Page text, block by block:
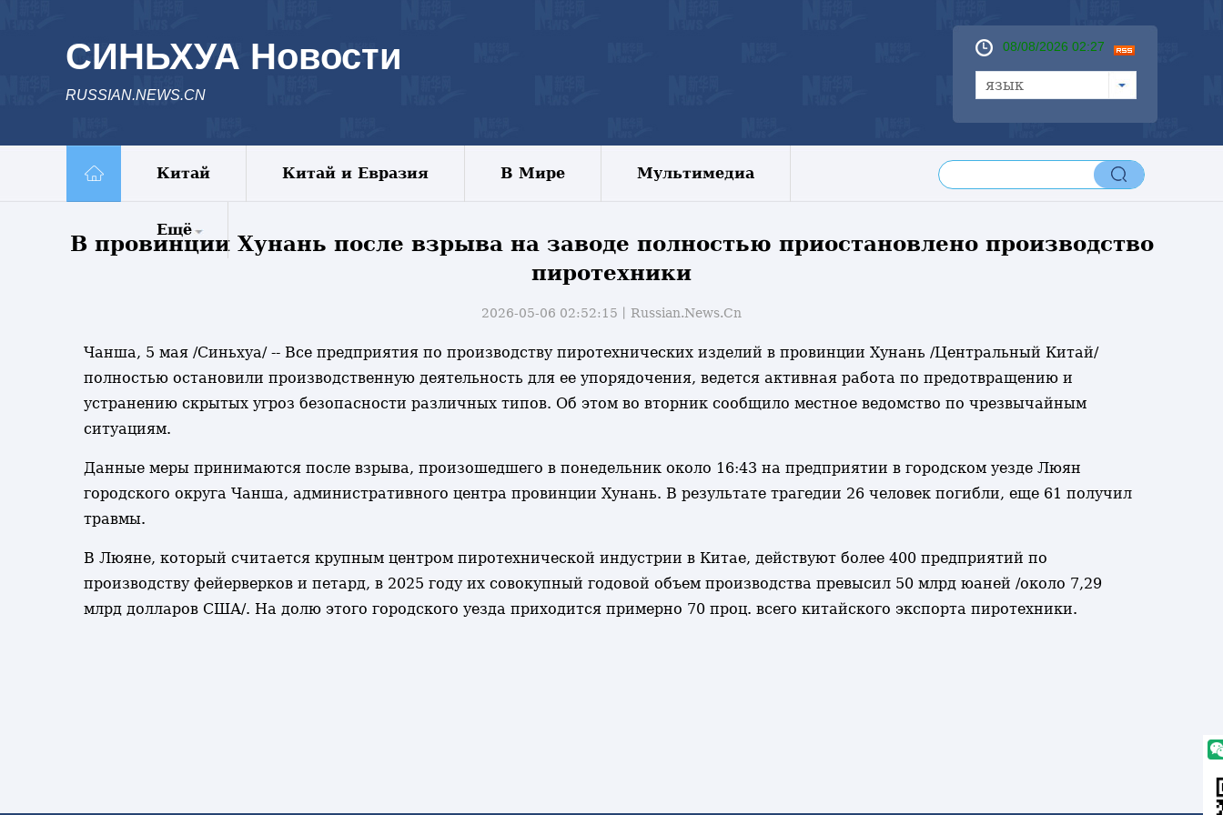
СИНЬХУА Новости
RUSSIAN.NEWS.CN
08/08/2026 02:27
язык
Китай Китай и Евразия В Мире Мультимедиа
Ещё
Фото
Спецрепортажи
Пояс и путь
В провинции Хунань после взрыва на заводе полностью приостановлено производство
пиротехники
2026-05-06 02:52:15丨 Russian.News.Cn
Чанша, 5 мая /Синьхуа/ -- Все предприятия по производству пиротехнических изделий в провинции Хунань /Центральный Китай/
полностью остановили производственную деятельность для ее упорядочения, ведется активная работа по предотвращению и
устранению скрытых угроз безопасности различных типов. Об этом во вторник сообщило местное ведомство по чрезвычайным
ситуациям.
Данные меры принимаются после взрыва, произошедшего в понедельник около 16:43 на предприятии в городском уезде Люян
городского округа Чанша, административного центра провинции Хунань. В результате трагедии 26 человек погибли, еще 61 получил
травмы.
В Люяне, который считается крупным центром пиротехнической индустрии в Китае, действуют более 400 предприятий по
производству фейерверков и петард, в 2025 году их совокупный годовой объем производства превысил 50 млрд юаней /около 7,29
млрд долларов США/. На долю этого городского уезда приходится примерно 70 проц. всего китайского экспорта пиротехники.